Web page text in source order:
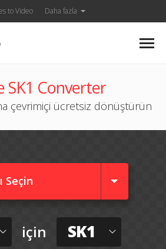
to Video Daha fazla
SK1 Converter
çevrimiçi ücretsiz dönüştürün
Seçin
için SK1